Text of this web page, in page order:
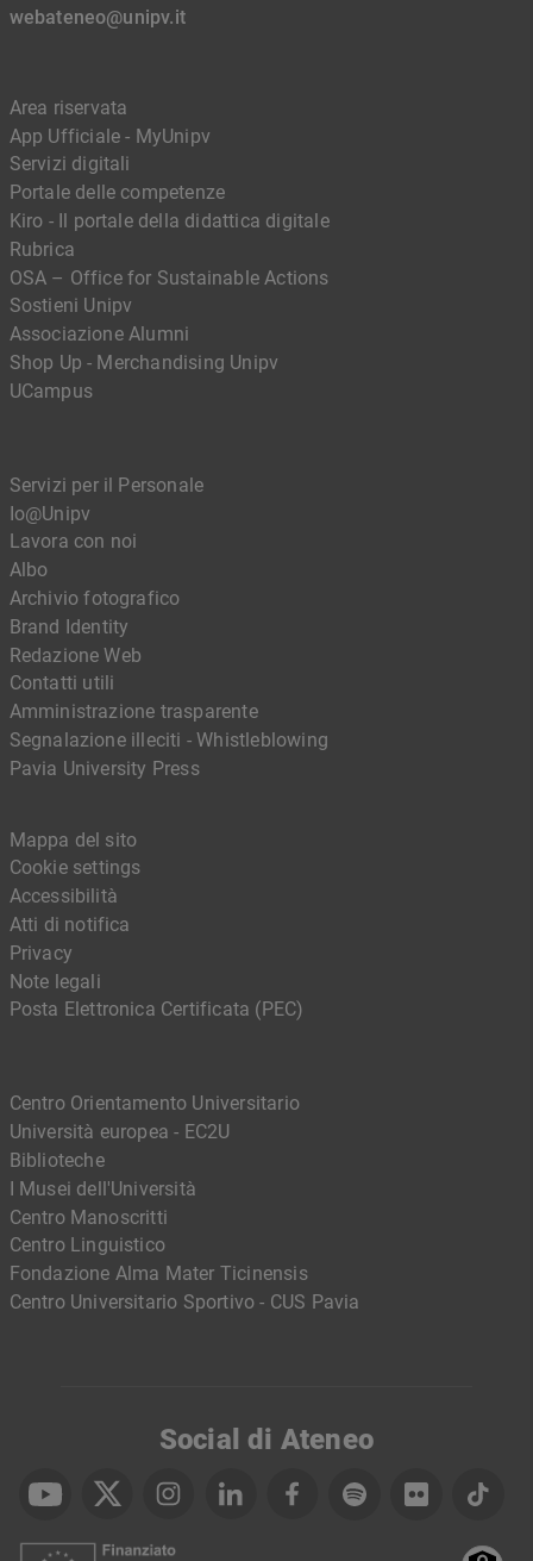
webateneo@unipv.it
Area riservata
App Ufficiale - MyUnipv
Servizi digitali
Portale delle competenze
Kiro - Il portale della didattica digitale
Rubrica
OSA – Office for Sustainable Actions
Sostieni Unipv
Associazione Alumni
Shop Up - Merchandising Unipv
UCampus
Servizi per il Personale
Io@Unipv
Lavora con noi
Albo
Archivio fotografico
Brand Identity
Redazione Web
Contatti utili
Amministrazione trasparente
Segnalazione illeciti - Whistleblowing
Pavia University Press
Social di Ateneo
Centro Orientamento Universitario
Università europea - EC2U
Biblioteche
I Musei dell'Università
Centro Manoscritti
Centro Linguistico
Fondazione Alma Mater Ticinensis
Centro Universitario Sportivo - CUS Pavia
Mappa del sito
Cookie settings
Accessibilità
Atti di notifica
Privacy
Note legali
Posta Elettronica Certificata (PEC)